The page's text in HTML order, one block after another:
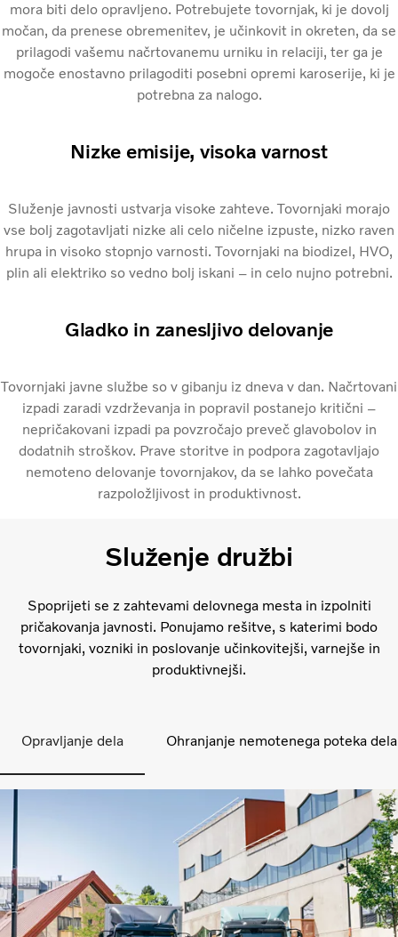
mora biti delo opravljeno. Potrebujete tovornjak, ki je dovolj
močan, da prenese obremenitev, je učinkovit in okreten, da se
prilagodi vašemu načrtovanemu urniku in relaciji, ter ga je
mogoče enostavno prilagoditi posebni opremi karoserije, ki je
potrebna za nalogo.
Nizke emisije, visoka varnost
Služenje javnosti ustvarja visoke zahteve. Tovornjaki morajo
vse bolj zagotavljati nizke ali celo ničelne izpuste, nizko raven
hrupa in visoko stopnjo varnosti. Tovornjaki na biodizel, HVO,
plin ali elektriko so vedno bolj iskani – in celo nujno potrebni.
Gladko in zanesljivo delovanje
Tovornjaki javne službe so v gibanju iz dneva v dan. Načrtovani
izpadi zaradi vzdrževanja in popravil postanejo kritični –
nepričakovani izpadi pa povzročajo preveč glavobolov in
dodatnih stroškov. Prave storitve in podpora zagotavljajo
nemoteno delovanje tovornjakov, da se lahko povečata
razpoložljivost in produktivnost.
Služenje družbi
Spoprijeti se z zahtevami delovnega mesta in izpolniti
pričakovanja javnosti. Ponujamo rešitve, s katerimi bodo
tovornjaki, vozniki in poslovanje učinkovitejši, varnejše in
produktivnejši.
Opravljanje dela Ohranjanje nemotenega poteka dela